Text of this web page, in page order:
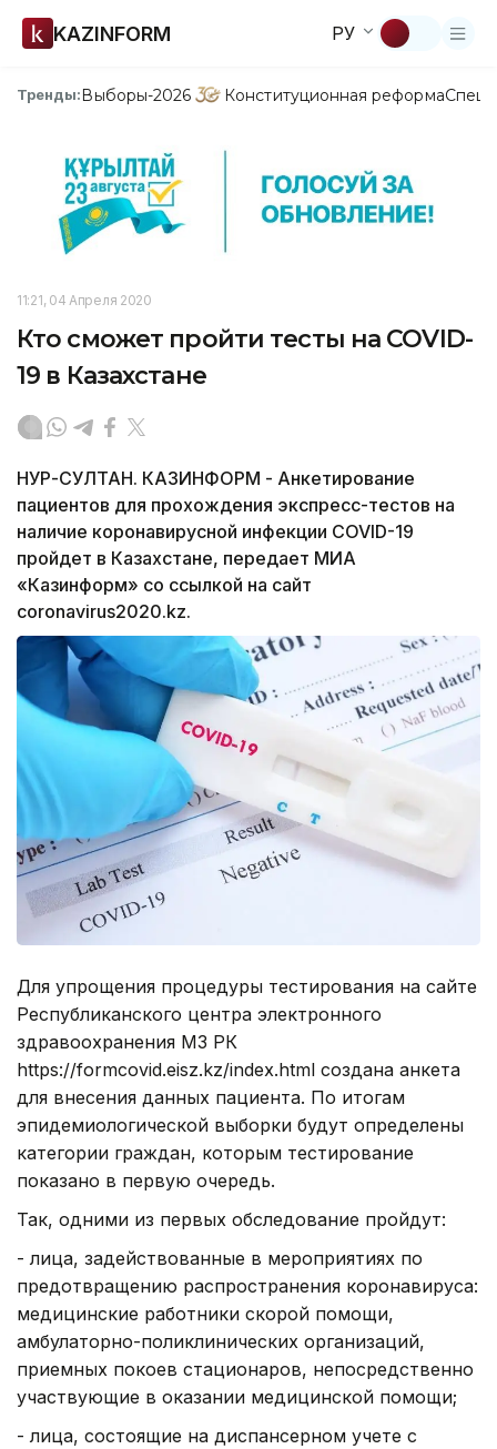
KAZINFORM РУ
Тренды:Выборы-2026 Конституционная реформа
11:21, 04 Апреля 2020
Кто сможет пройти тесты на COVID-
19 в Казахстане
НУР-СУЛТАН. КАЗИНФОРМ - Анкетирование
пациентов для прохождения экспресс-тестов на
наличие коронавирусной инфекции COVID-19
пройдет в Казахстане, передает МИА
«Казинформ» со ссылкой на сайт
coronavirus2020.kz.
Для упрощения процедуры тестирования на сайте
Республиканского центра электронного
здравоохранения МЗ РК
https://formcovid.eisz.kz/index.html создана анкета
для внесения данных пациента. По итогам
эпидемиологической выборки будут определены
категории граждан, которым тестирование
показано в первую очередь.
Так, одними из первых обследование пройдут:
- лица, задействованные в мероприятиях по
предотвращению распространения коронавируса:
медицинские работники скорой помощи,
амбулаторно-поликлинических организаций,
приемных покоев стационаров, непосредственно
участвующие в оказании медицинской помощи;
- лица, состоящие на диспансерном учете с